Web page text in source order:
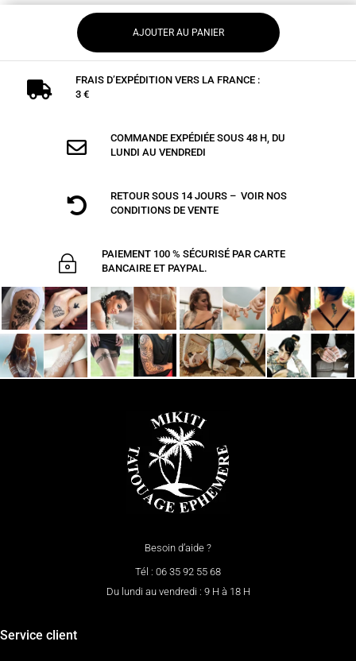
AJOUTER AU PANIER

FRAIS D’EXPÉDITION VERS LA FRANCE :
3 €

COMMANDE EXPÉDIÉE SOUS 48 H, DU
LUNDI AU VENDREDI

RETOUR SOUS 14 JOURS – VOIR NOS
CONDITIONS DE VENTE
~
PAIEMENT 100 % SÉCURISÉ PAR CARTE
BANCAIRE ET PAYPAL.
Besoin d’aide ?
Tél : 06 35 92 55 68
Du lundi au vendredi : 9 H à 18 H
Service client